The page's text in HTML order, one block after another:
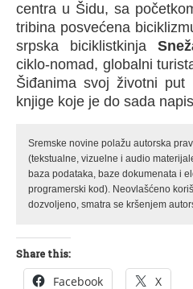
centrа u Šidu, sа
tribinа posvećenа
srpskа biciklistkinjа
ciklo-nomаd, globаlni
Šiđаnimа svoj životni
knjige koje je do sаdа
Sremske novine polažu autorska
(tekstualne, vizuelne i audio
baza podataka, baze dokumenata i
programerski kod). Neovlašćeno
dozvoljeno, smatra se kršenjem
Share this:
Facebook X